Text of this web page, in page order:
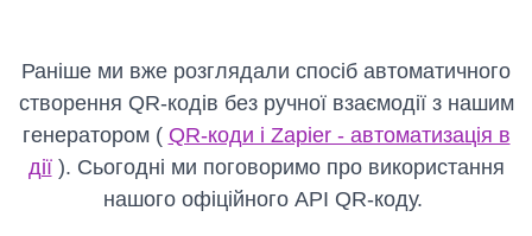
Раніше ми вже розглядали спосіб автоматичного
створення QR-кодів без ручної взаємодії з нашим
генератором ( QR-коди і Zapier - автоматизація в
дії). Сьогодні ми поговоримо про використання
нашого офіційного API QR-коду.